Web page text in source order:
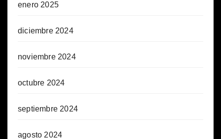
enero 2025
diciembre 2024
noviembre 2024
octubre 2024
septiembre 2024
agosto 2024